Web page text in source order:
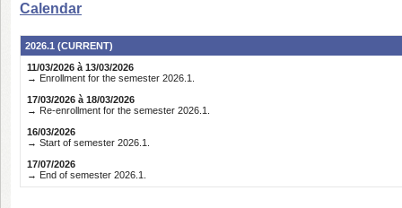
Calendar
2026.1 (CURRENT)
11/03/2026 à 13/03/2026
→ Enrollment for the semester 2026.1.
17/03/2026 à 18/03/2026
→ Re-enrollment for the semester 2026.1.
16/03/2026
→ Start of semester 2026.1.
17/07/2026
→ End of semester 2026.1.